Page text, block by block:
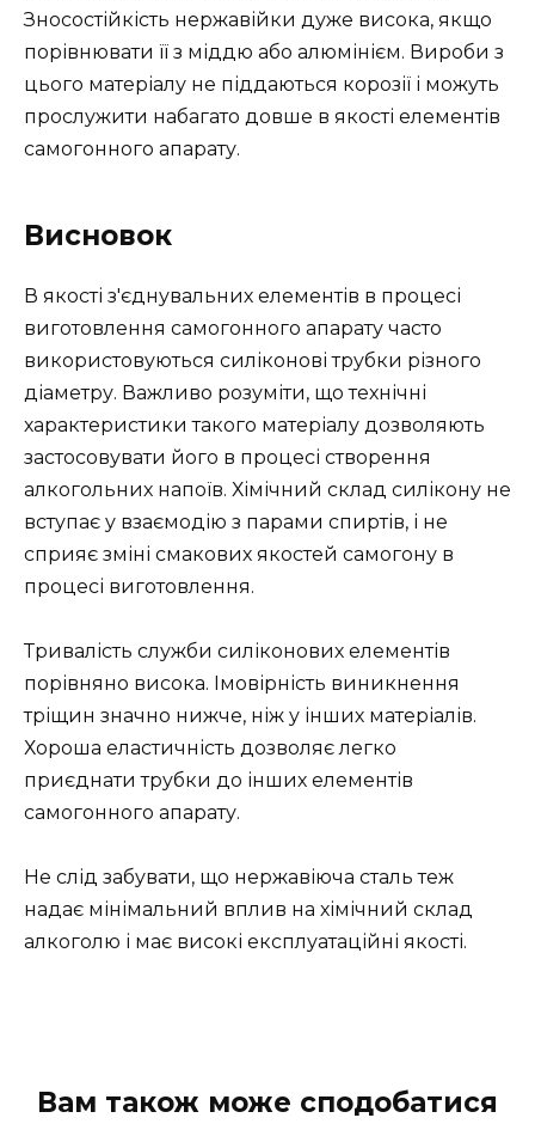
Зносостійкість нержавійки дуже висока, якщо
порівнювати її з міддю або алюмінієм. Вироби з
цього матеріалу не піддаються корозії і можуть
прослужити набагато довше в якості елементів
самогонного апарату.
Висновок
В якості з'єднувальних елементів в процесі
виготовлення самогонного апарату часто
використовуються силіконові трубки різного
діаметру. Важливо розуміти, що технічні
характеристики такого матеріалу дозволяють
застосовувати його в процесі створення
алкогольних напоїв. Хімічний склад силікону не
вступає у взаємодію з парами спиртів, і не
сприяє зміні смакових якостей самогону в
процесі виготовлення.
Тривалість служби силіконових елементів
порівняно висока. Імовірність виникнення
тріщин значно нижче, ніж у інших матеріалів.
Хороша еластичність дозволяє легко
приєднати трубки до інших елементів
самогонного апарату.
Не слід забувати, що нержавіюча сталь теж
надає мінімальний вплив на хімічний склад
алкоголю і має високі експлуатаційні якості.
Вам також може сподобатися